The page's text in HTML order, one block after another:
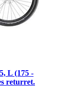
L (175 -
returret.